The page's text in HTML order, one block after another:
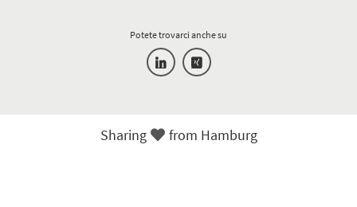
Potete trovarci anche su
Sharing from Hamburg